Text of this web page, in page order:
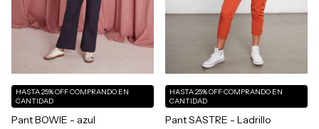
Pant BOWIE - azul
HASTA 25% OFFCOMPRANDO EN
CANTIDAD
Pant SASTRE - Ladrillo
HASTA 25% OFFCOMPRANDO EN
CANTIDAD